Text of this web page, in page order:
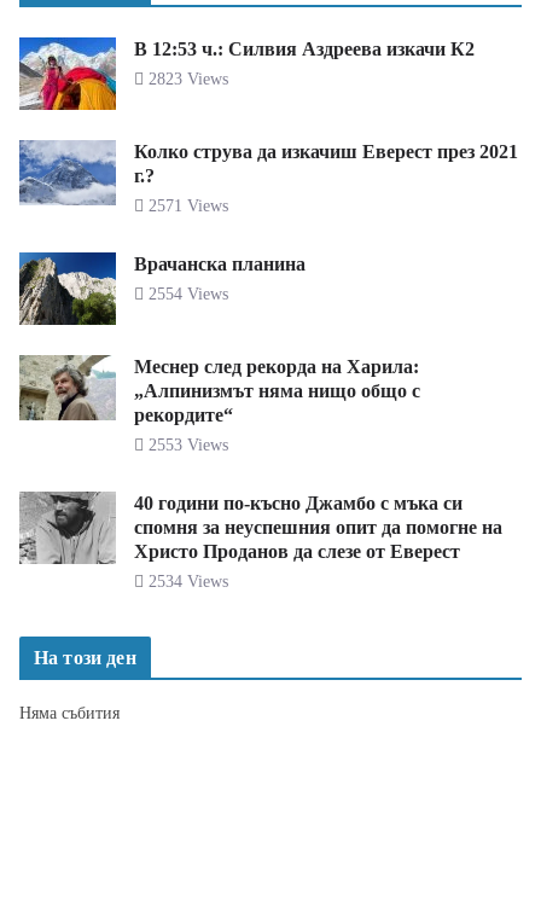
В 12:53 ч.: Силвия Аздреева изкачи К2
2823 Views
Колко струва да изкачиш Еверест през 2021
г.?
2571 Views
Врачанска планина
2554 Views
Меснер след рекорда на Харила:
„Алпинизмът няма нищо общо с
рекордите“
2553 Views
40 години по-късно Джамбо с мъка си
спомня за неуспешния опит да помогне на
Христо Проданов да слезе от Еверест
2534 Views
На този ден
Няма събития